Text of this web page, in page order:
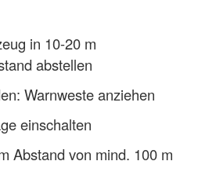
in 10-20 m
abstellen
Warnweste anziehen
einschalten
Abstand von mind. 100 m